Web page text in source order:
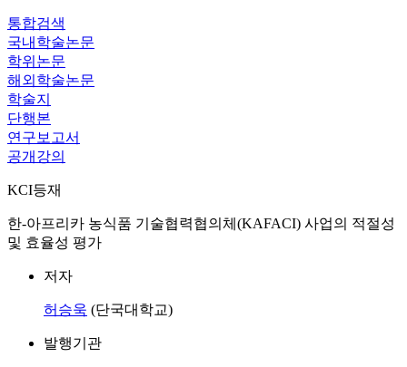
통합검색
국내학술논문
학위논문
해외학술논문
학술지
단행본
연구보고서
공개강의
KCI등재
한-아프리카 농식품 기술협력협의체(KAFACI) 사업의 적절성
및 효율성 평가
저자
허승욱 (단국대학교)
발행기관